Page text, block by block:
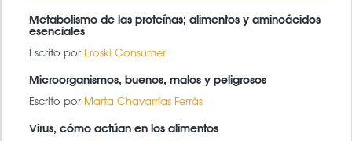
Metabolismo de las proteínas; alimentos y aminoácidos
esenciales
Escrito por Eroski Consumer
Microorganismos, buenos, malos y peligrosos
Escrito por Marta Chavarrías Ferràs
Virus, cómo actúan en los alimentos